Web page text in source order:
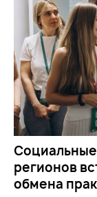
регионов
обмена